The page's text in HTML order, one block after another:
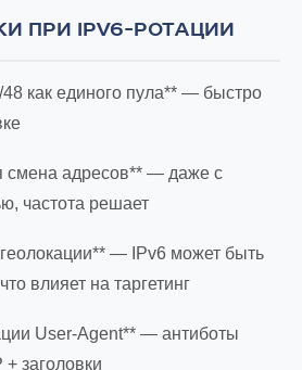
ПРИ IPV6-РОТАЦИИ
как единого пула** — быстро
смена адресов** — даже с
частота решает
— IPv6 может быть
влияет на таргетинг
User-Agent** — антиботы
+ заголовки